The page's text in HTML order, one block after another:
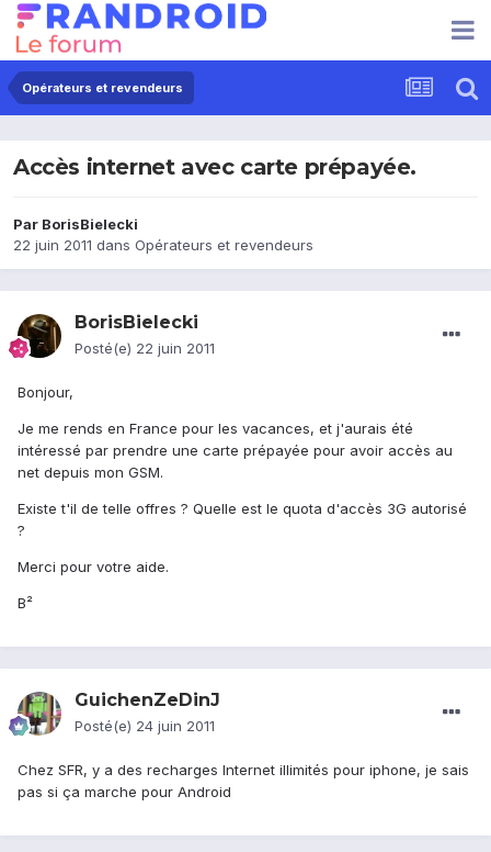
Opérateurs et revendeurs
Accès internet avec carte prépayée.
Par BorisBielecki
22 juin 2011 dans Opérateurs et revendeurs
BorisBielecki
Posté(e) 22 juin 2011
Bonjour,
Je me rends en France pour les vacances, et j'aurais été
intéressé par prendre une carte prépayée pour avoir accès au
net depuis mon GSM.
Existe t'il de telle offres ? Quelle est le quota d'accès 3G autorisé
?
Merci pour votre aide.
B²
GuichenZeDinJ
Posté(e) 24 juin 2011
Chez SFR, y a des recharges Internet illimités pour iphone, je sais
pas si ça marche pour Android